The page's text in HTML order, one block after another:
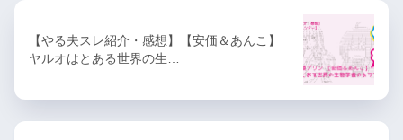
【やる夫スレ紹介・感想】【安価＆あんこ】
ヤルオはとある世界の生…